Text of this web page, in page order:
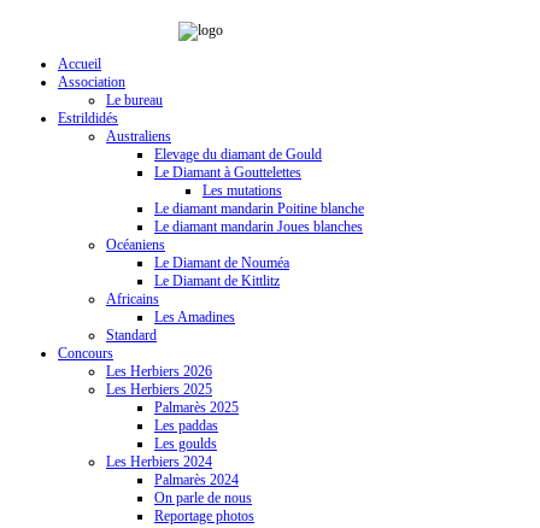
Accueil
Association
Le bureau
Estrildidés
Australiens
Elevage du diamant de Gould
Le Diamant à Gouttelettes
Les mutations
Le diamant mandarin Poitine blanche
Le diamant mandarin Joues blanches
Océaniens
Le Diamant de Nouméa
Le Diamant de Kittlitz
Africains
Les Amadines
Standard
Concours
Les Herbiers 2026
Les Herbiers 2025
Palmarès 2025
Les paddas
Les goulds
Les Herbiers 2024
Palmarès 2024
On parle de nous
Reportage photos